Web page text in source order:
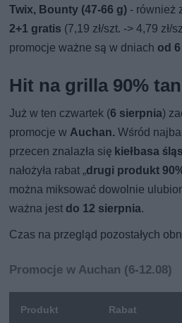
Twix, Bounty (47-66 g) - również
2+1 gratis (7,19 zł/szt. -> 4,79 zł/
promocje ważne są w dniach od
Hit na grilla 90%
Już w ten czwartek (6 sierpnia)
promocje wAuchan. Wśród
przecen znalazła się kiełbasa
nałożyła rabat „drugi produkt
można miksować dowolnie
ważna jest do 12 sierpnia.
Czas na przegląd pozostałych
Promocje w Auchan (6-12.08)
Produkt Rabat